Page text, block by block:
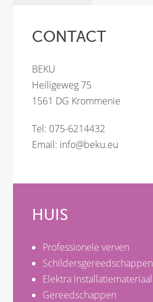
CONTACT
BEKU
Heiligeweg 75
1561 DG Krommenie
Tel: 075-6214432
Email: info@beku.eu
HUIS
Professionele verven
Schildersgereedschappen
Elektra installatiemateriaal
Gereedschappen